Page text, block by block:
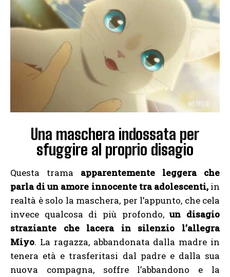
Una maschera indossata per
sfuggire al proprio disagio
Questa trama apparentemente leggera che
parla di un amore innocente tra adolescenti,in
realtà è solo la maschera, per l’appunto, che cela
invece qualcosa di più profondo,un disagio
straziante che lacera in silenzio l’allegra
Miyo. La ragazza, abbandonata dalla madre in
tenera età e trasferitasi dal padre e dalla sua
nuova compagna, soffre l’abbandono e la